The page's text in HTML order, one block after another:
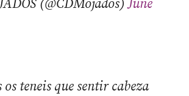
(@CDMojados)June
teneis que sentir cabeza